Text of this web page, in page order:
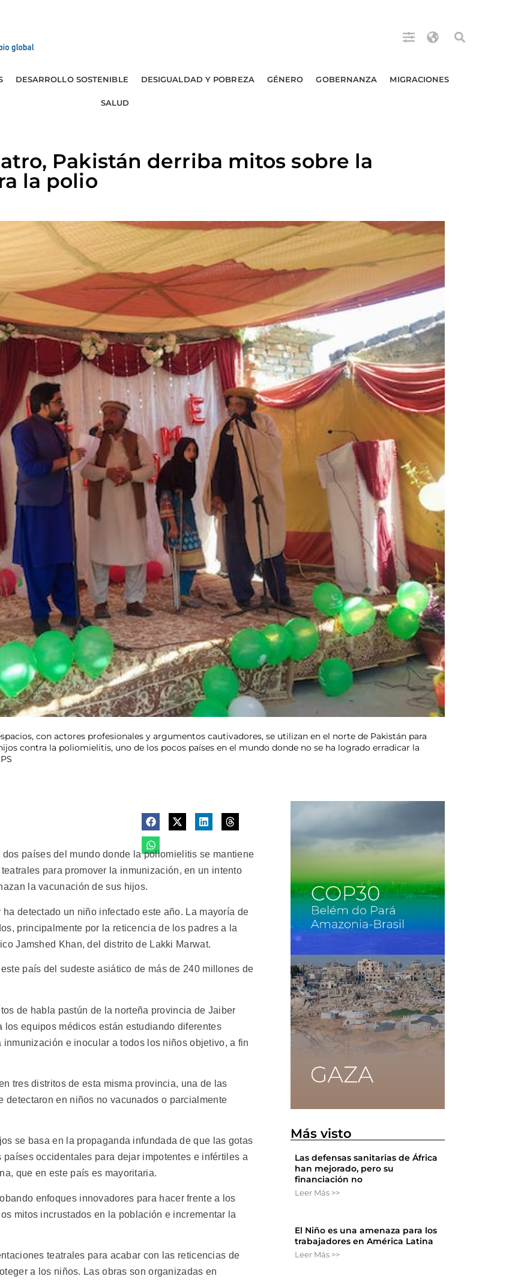
DESARROLLO SOSTENIBLE DESIGUALDAD Y POBREZA GÉNERO GOBERNANZA MIGRACIONES
SALUD
Pakistán derriba mitos sobre la
la polio
con actores profesionales y argumentos cautivadores, se utilizan en el norte de Pakistán para
contra la poliomielitis, uno de los pocos países en el mundo donde no se ha logrado erradicar la
países del mundo donde la poliomielitis se mantiene
para promover la inmunización, en un intento
la vacunación de sus hijos.
detectado un niño infectado este año. La mayoría de
principalmente por la reticencia de los padres a la
Jamshed Khan, del distrito de Lakki Marwat.
país del sudeste asiático de más de 240 millones de
de habla pastún de la norteña provincia de Jaiber
equipos médicos están estudiando diferentes
e inocular a todos los niños objetivo, a fin
tres distritos de esta misma provincia, una de las
detectaron en niños no vacunados o parcialmente
se basa en la propaganda infundada de que las gotas
occidentales para dejar impotentes e infértiles a
que en este país es mayoritaria.
enfoques innovadores para hacer frente a los
mitos incrustados en la población e incrementar la
teatrales para acabar con las reticencias de
a los niños. Las obras son organizadas en
Más visto
Las defensas sanitarias de África
han mejorado, pero su
financiación no
Leer Más >>
El Niño es una amenaza para los
trabajadores en América Latina
Leer Más >>